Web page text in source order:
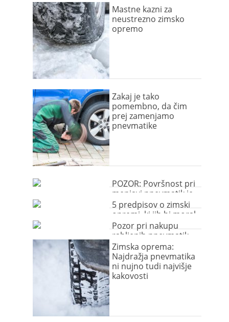
Mastne kazni za
neustrezno zimsko
opremo
Zakaj je tako
pomembno, da čim
prej zamenjamo
pnevmatike
POZOR: Površnost pri
menjavi pnevmatik je
lahko usodna
5 predpisov o zimski
opremi, ki jih bi moral
poznati vsak voznik
Pozor pri nakupu
rabljenih pnevmatik
preko spleta! (video)
Zimska oprema:
Najdražja pnevmatika
ni nujno tudi najvišje
kakovosti